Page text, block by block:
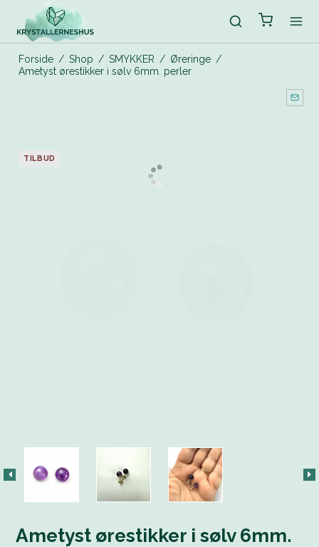
Forside / Shop / SMYKKER / Øreringe /
Ametyst ørestikker i sølv 6mm. perler
TILBUD
Ametyst ørestikker i sølv 6mm.